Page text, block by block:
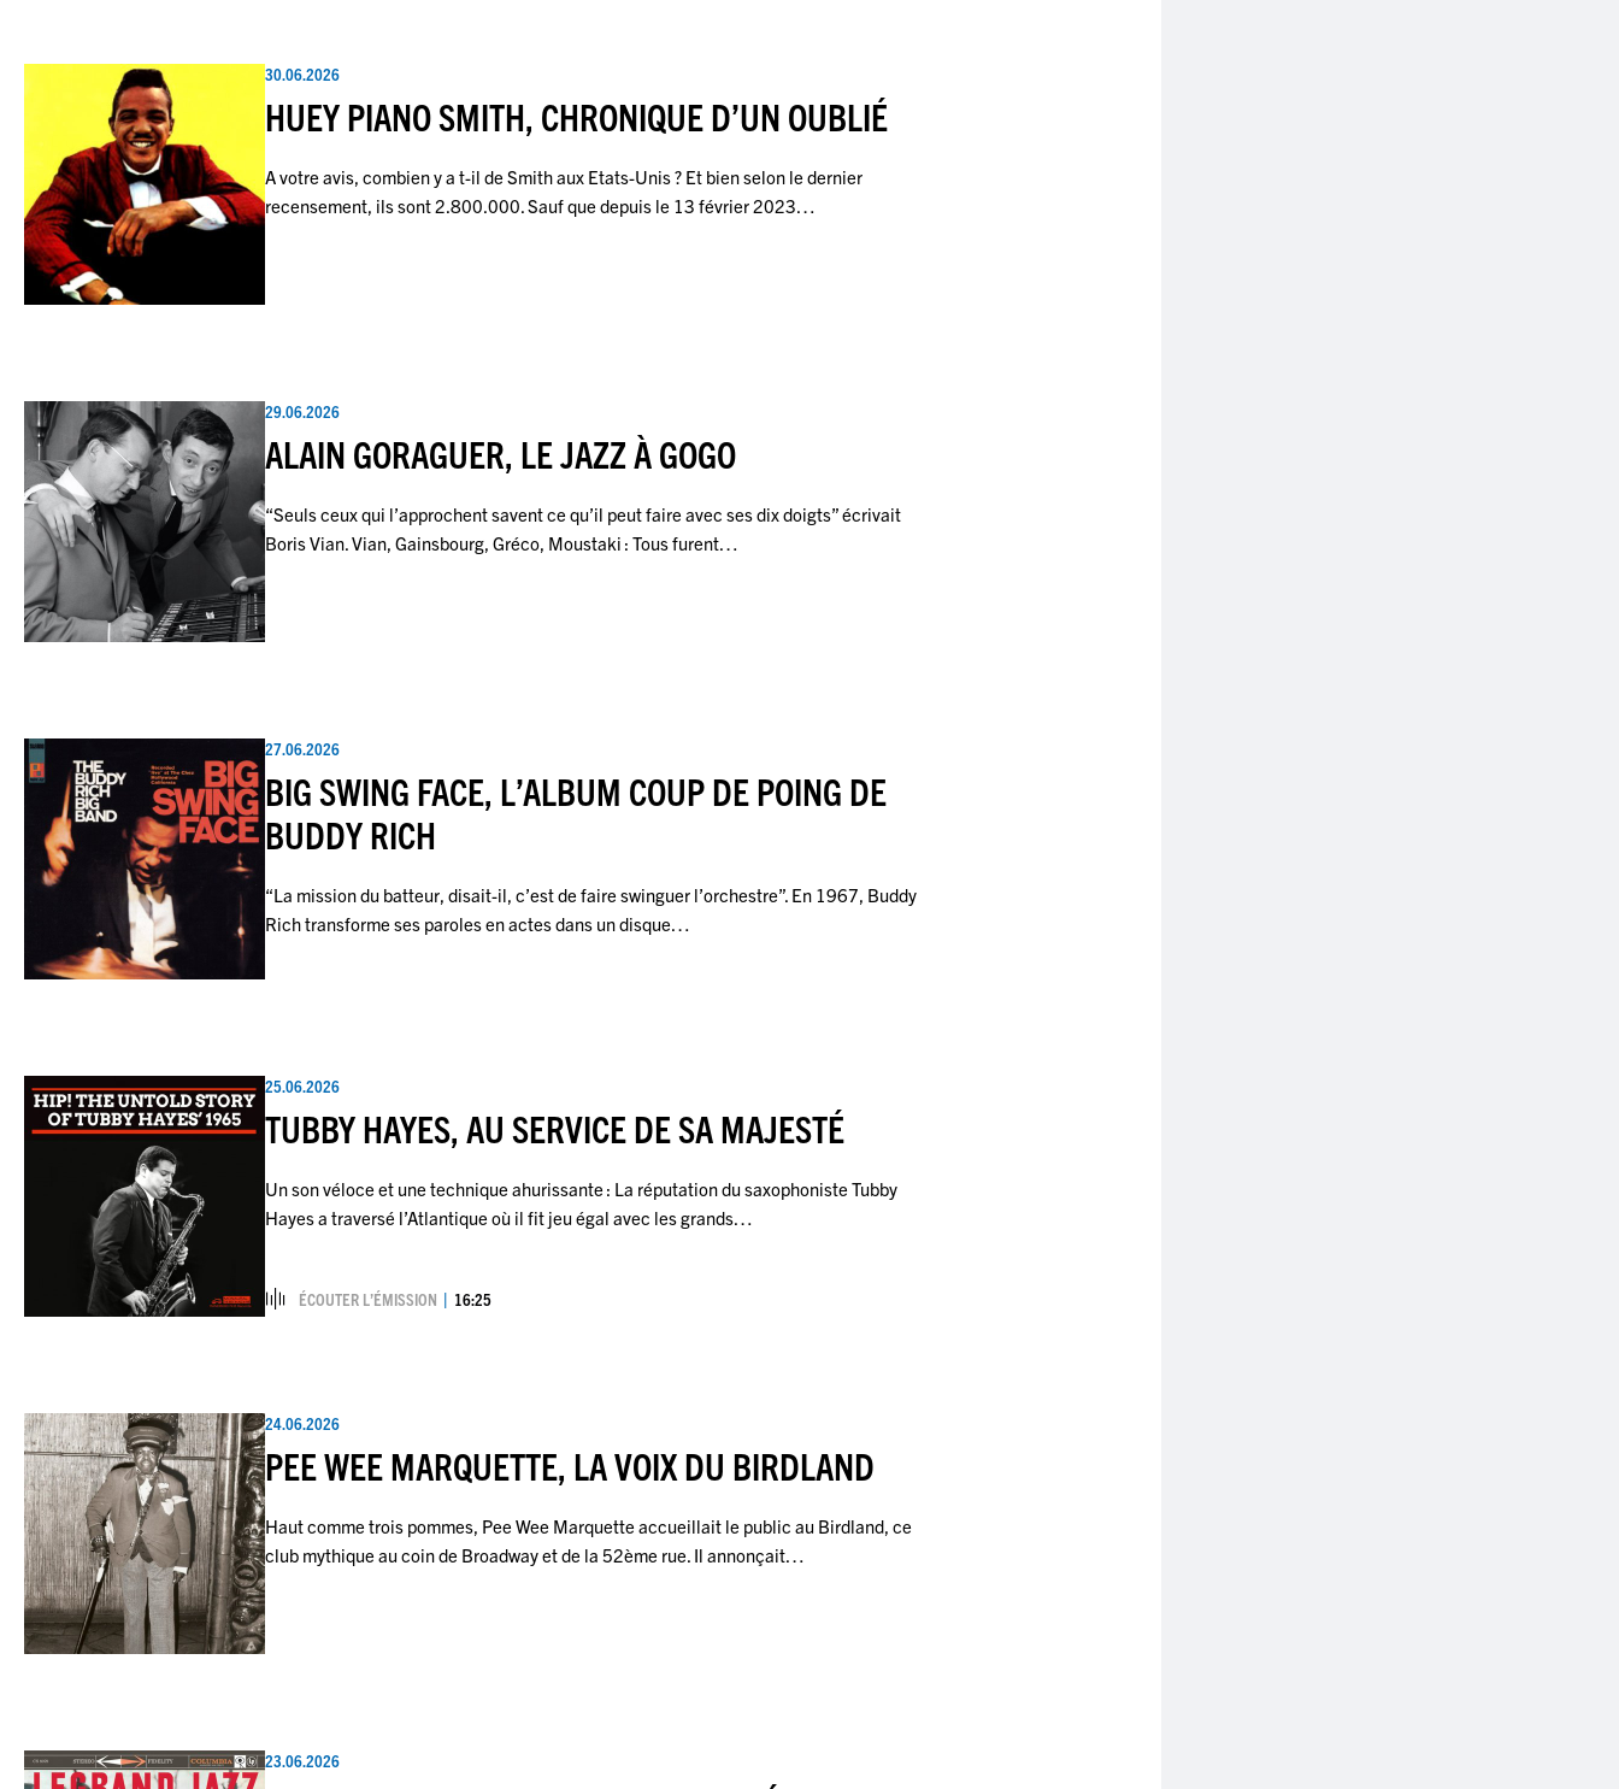
30.06.2026
HUEY PIANO SMITH, CHRONIQUE D’UN OUBLIÉ
A votre avis, combien y a t-il de Smith aux Etats-Unis ? Et bien selon le dernier
recensement, ils sont 2.800.000. Sauf que depuis le 13 février 2023…
29.06.2026
ALAIN GORAGUER, LE JAZZ À GOGO
“Seuls ceux qui l’approchent savent ce qu’il peut faire avec ses dix doigts” écrivait
Boris Vian. Vian, Gainsbourg, Gréco, Moustaki : Tous furent…
27.06.2026
BIG SWING FACE, L’ALBUM COUP DE POING DE
BUDDY RICH
“La mission du batteur, disait-il, c’est de faire swinguer l’orchestre”. En 1967, Buddy
Rich transforme ses paroles en actes dans un disque…
25.06.2026
TUBBY HAYES, AU SERVICE DE SA MAJESTÉ
Un son véloce et une technique ahurissante : La réputation du saxophoniste Tubby
Hayes a traversé l’Atlantique où il fit jeu égal avec les grands…
ÉCOUTER L’ÉMISSION 16:25
24.06.2026
PEE WEE MARQUETTE, LA VOIX DU BIRDLAND
Haut comme trois pommes, Pee Wee Marquette accueillait le public au Birdland, ce
club mythique au coin de Broadway et de la 52ème rue. Il annonçait…
23.06.2026